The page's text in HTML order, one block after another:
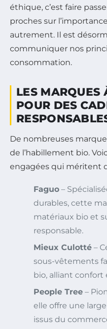
éthique, c’est faire
proches sur
autrement. Il est
communiquer nos
consommation.
LES MARQUES
POUR DES
De nombreuses
de l’habillement bio.
engagées qui méritent
Faguo –
durables, cette
matériaux bio et
responsable.
Mieux Culotté –
sous-vêtements
bio, alliant confort
People Tree –
elle offre une
issus du